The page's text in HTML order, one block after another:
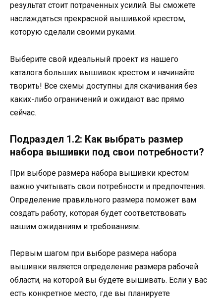
результат стоит потраченных усилий. Вы сможете
наслаждаться прекрасной вышивкой крестом,
которую сделали своими руками.
Выберите свой идеальный проект из нашего
каталога больших вышивок крестом и начинайте
творить! Все схемы доступны для скачивания без
каких-либо ограничений и ожидают вас прямо
сейчас.
Подраздел 1.2: Как выбрать размер
набора вышивки под свои потребности?
При выборе размера набора вышивки крестом
важно учитывать свои потребности и предпочтения.
Определение правильного размера поможет вам
создать работу, которая будет соответствовать
вашим ожиданиям и требованиям.
Первым шагом при выборе размера набора
вышивки является определение размера рабочей
области, на которой вы будете вышивать. Если у вас
есть конкретное место, где вы планируете